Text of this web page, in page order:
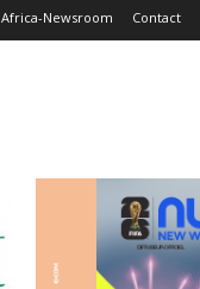
Africa-Newsroom Contact